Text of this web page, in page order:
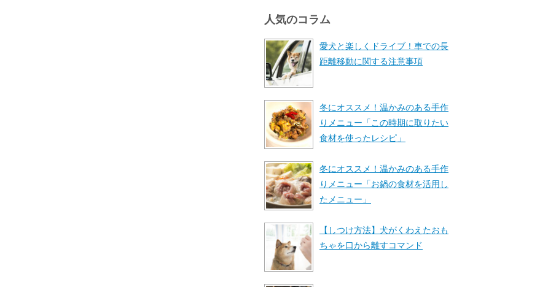
人気のコラム
愛犬と楽しくドライブ！車での長
距離移動に関する注意事項
冬にオススメ！温かみのある手作
りメニュー「この時期に取りたい
食材を使ったレシピ」
冬にオススメ！温かみのある手作
りメニュー「お鍋の食材を活用し
たメニュー」
【しつけ方法】犬がくわえたおも
ちゃを口から離すコマンド